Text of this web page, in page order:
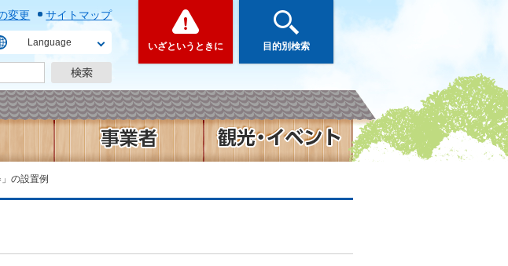
変更 サイトマップ
Language いざというときに 目的別検索
の設置例